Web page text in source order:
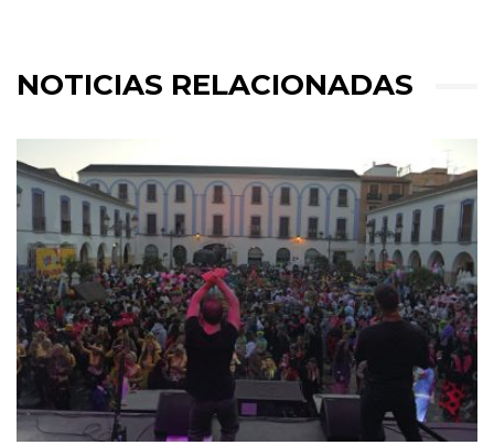
NOTICIAS RELACIONADAS